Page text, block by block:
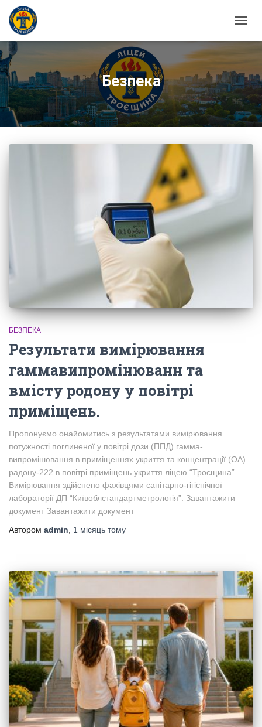
Безпека
БЕЗПЕКА
Результати вимірювання
гаммавипромінюванн та
вмісту родону у повітрі
приміщень.
Пропонуємо онайомитись з результатами вимірювання
потужності поглиненої у повітрі дози (ППД) гамма-
випромінювання в приміщеннях укриття та концентрації (ОА)
радону-222 в повітрі приміщень укриття ліцею “Троєщина”.
Вимірювання здійснено фахівцями санітарно-гігієнічної
лабораторії ДП “Київоблстандартметрологія”. Завантажити
документ Завантажити документ
Автором admin 1 місяць тому